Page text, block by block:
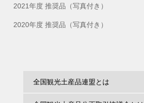
2021年度 推奨品（写真付き）
2020年度 推奨品（写真付き）
全国観光土産品連盟とは